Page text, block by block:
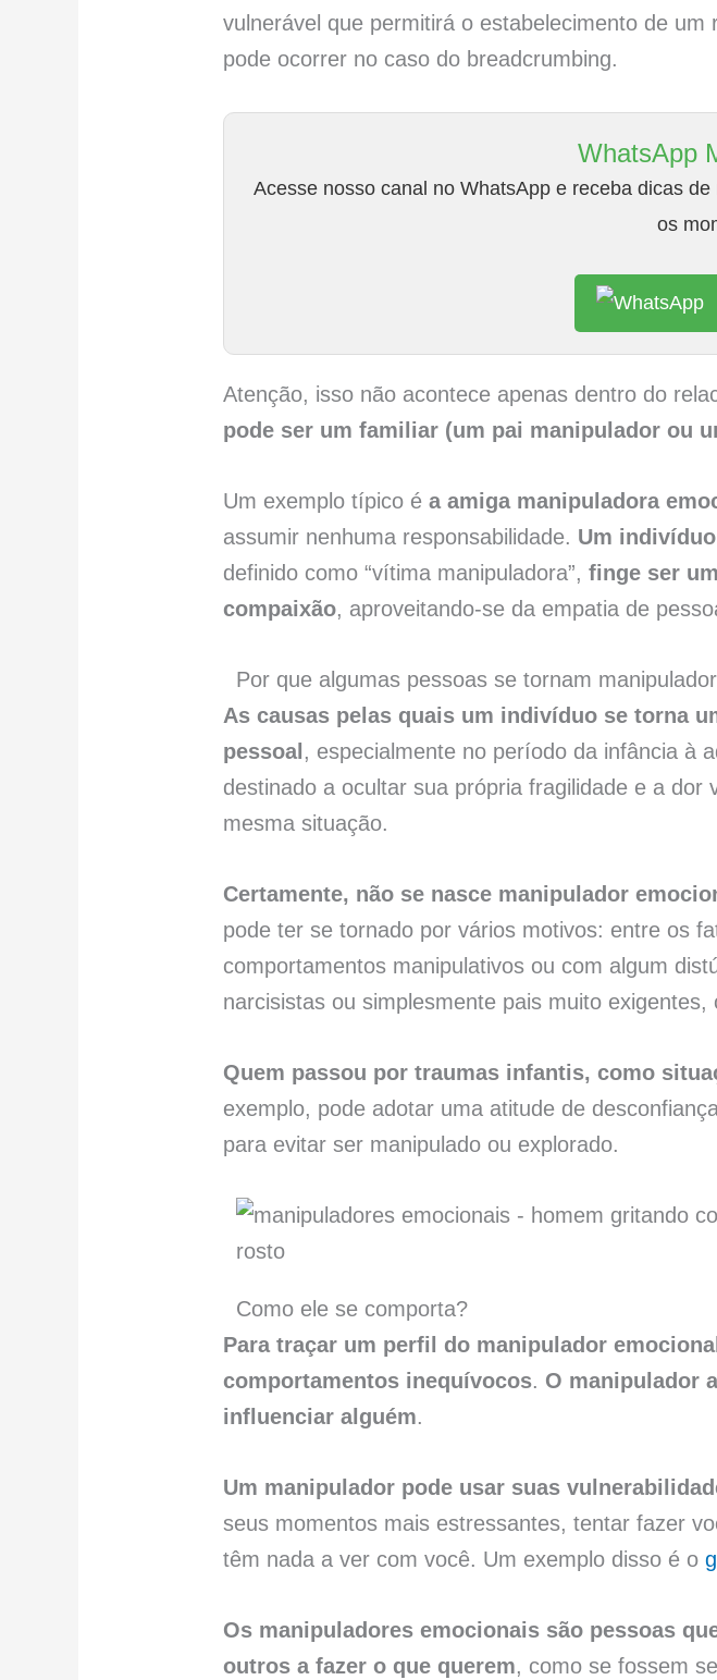
vulnerável que permitirá o estabelecimento de
pode ocorrer no caso do breadcrumbing.
WhatsApp
Acesse nosso canal no WhatsApp e receba dicas
os
Atenção, isso não acontece apenas dentro do
pode ser um familiar (um pai manipulador ou
Um exemplo típico éa amiga manipuladora
assumir nenhuma responsabilidade. Um
definido como “vítima manipuladora”,finge ser
compaixão, aproveitando-se da empatia de
Por que algumas pessoas se tornam
As causas pelas quais um indivíduo se torna
pessoal , especialmente no período da infância à
destinado a ocultar sua própria fragilidade e a
mesma situação.
Certamente, não se nasce manipulador
pode ter se tornado por vários motivos: entre os
comportamentos manipulativos ou com algum
narcisistas ou simplesmente pais muito
Quem passou por traumas infantis, como
exemplo, pode adotar uma atitude de
para evitar ser manipulado ou explorado.
Como ele se comporta?
Para traçar um perfil do manipulador
comportamentos inequívocos. O manipulador
influenciar alguém.
Um manipulador pode usar suas
seus momentos mais estressantes, tentar fazer
têm nada a ver com você. Um exemplo disso é o
Os manipuladores emocionais são pessoas
outros a fazer o que querem, como se fossem